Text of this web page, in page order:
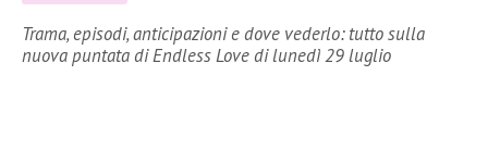
Trama, episodi, anticipazioni e dove vederlo: tutto sulla
nuova puntata di Endless Love di lunedì 29 luglio